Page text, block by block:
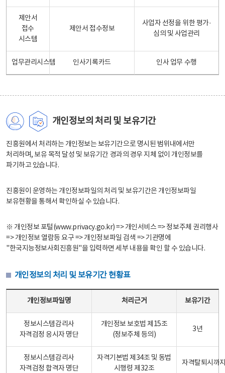
제안서
접수
시스템
제안서 접수정보
사업자 선정을 위한 평가·
심의 및 사업관리
업무관리시스템 인사기록카드 인사 업무 수행
개인정보의 처리 및 보유기간
진흥원에서 처리하는 개인정보는 보유기간으로 명시된 범위내에서만
처리하며, 보유 목적 달성 및 보유기간 경과의 경우 지체 없이 개인정보를
파기하고 있습니다.
진흥원이 운영하는 개인정보파일의 처리 및 보유기간은 개인정보파일
보유현황을 통해서 확인하실 수 있습니다.
※ 개인정보 포털(www.privacy.go.kr) => 개인서비스 => 정보주체 권리행사
=> 개인정보 열람등 요구 => 개인정보파일 검색 => 기관명에
"한국지능정보사회진흥원"을 입력하면 세부 내용을 확인 할 수 있습니다.
개인정보의 처리 및 보유기간 현황표
개인정보파일명 처리근거 보유기간
정보시스템감리사
자격검정 응시자 명단
개인정보 보호법 제15조
(정보주체 등의)
3년
정보시스템감리사
자격검정 합격자 명단
자격기본법 제34조 및 동법
시행령 제32조
자격탈퇴시까